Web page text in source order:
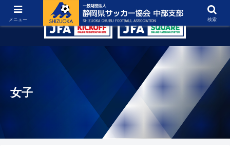
グラウンド紹介 リンク集 お問い合わせ
女子
メニュー 検索